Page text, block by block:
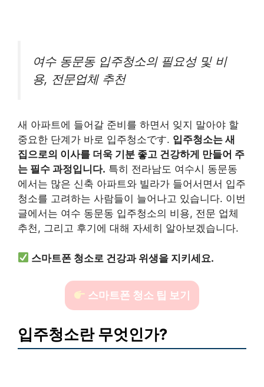
여수 동문동 입주청소의 필요성 및 비
용, 전문업체 추천
새 아파트에 들어갈 준비를 하면서 잊지 말아야 할
중요한 단계가 바로 입주청소です. 입주청소는 새
집으로의 이사를 더욱 기분 좋고 건강하게 만들어 주
는 필수 과정입니다. 특히 전라남도 여수시 동문동
에서는 많은 신축 아파트와 빌라가 들어서면서 입주
청소를 고려하는 사람들이 늘어나고 있습니다. 이번
글에서는 여수 동문동 입주청소의 비용, 전문 업체
추천, 그리고 후기에 대해 자세히 알아보겠습니다.
스마트폰 청소로 건강과 위생을 지키세요.
스마트폰 청소 팁 보기
입주청소란 무엇인가?